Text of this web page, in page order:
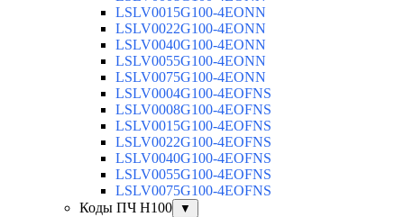
LSLV0015G100-4EONN
LSLV0022G100-4EONN
LSLV0040G100-4EONN
LSLV0055G100-4EONN
LSLV0075G100-4EONN
LSLV0004G100-4EOFNS
LSLV0008G100-4EOFNS
LSLV0015G100-4EOFNS
LSLV0022G100-4EOFNS
LSLV0040G100-4EOFNS
LSLV0055G100-4EOFNS
LSLV0075G100-4EOFNS
Коды ПЧ H100
▼